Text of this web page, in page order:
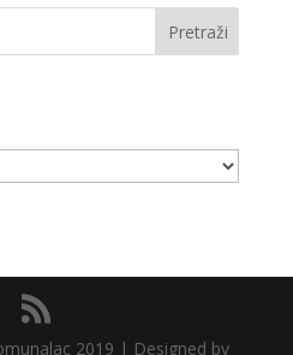
2019 | Designed by